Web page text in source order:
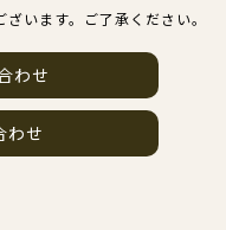
います。ご了承ください。
わせ
わせ